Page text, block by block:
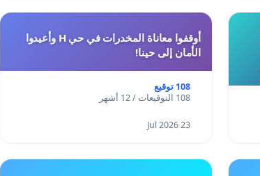
أوقفوا معاناة المخدرات في حي H وأعيدوا
الأمان إلى حينا!
108 توقيع
108 التوقيعات / 12 أشهر
23 Jul 2026